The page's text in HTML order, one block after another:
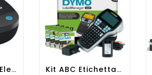
Etichettatrice Elettronica... Kit ABC Etichettatrice...